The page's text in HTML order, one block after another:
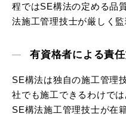
程ではSE構法の定める品
法施工管理技士が厳しく監
有資格者による責
SE構法は独自の施工管理
社でも施工できるわけで
SE構法施工管理技士が在